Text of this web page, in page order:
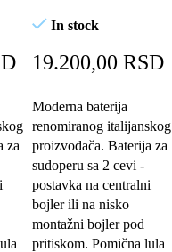
za
In stock
19.200,00 RSD
Moderna baterija
renomiranog italijanskog
proizvođača. Baterija za
sudoperu sa 2 cevi -
postavka na centralni
bojler ili na nisko
montažni bojler pod
pritiskom. Pomična lula